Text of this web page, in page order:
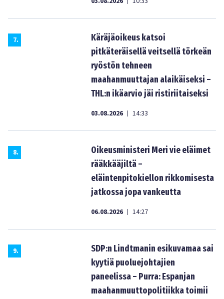
7.
Käräjäoikeus katsoi
pitkäteräisellä veitsellä törkeän
ryöstön tehneen
maahanmuuttajan alaikäiseksi –
THL:n ikäarvio jäi ristiriitaiseksi
03.08.2026 | 14:33
8.
Oikeusministeri Meri vie eläimet
rääkkääjiltä –
eläintenpitokiellon rikkomisesta
jatkossa jopa vankeutta
06.08.2026 | 14:27
9.
SDP:n Lindtmanin esikuvamaa sai
kyytiä puoluejohtajien
paneelissa – Purra: Espanjan
maahanmuuttopolitiikka toimii